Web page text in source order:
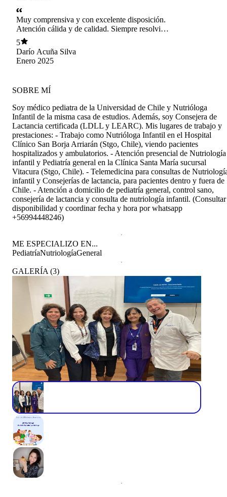
Muy comprensiva y con excelente disposición.
Atención cálida y de calidad. Siempre resolvió
todas nuestras dudas, accesible, lo mejor el
resumen completo de atención que envía con
recomendaciones, nos permite llevar un buen
seguimiento de la salud nutricional de nuestro
5
Darío Acuña Silva
Enero 2025
SOBRE MÍ
Soy médico pediatra de la Universidad de Chile y Nutrióloga
Infantil de la misma casa de estudios. Además, soy Consejera de
Lactancia certificada (LDLL y LEARC). Mis lugares de trabajo y
prestaciones: - Trabajo como Nutrióloga Infantil en el Hospital
Clínico San Borja Arriarán (Stgo, Chile), viendo pacientes
hospitalizados y ambulatorios. - Atención presencial de Nutriología
infantil y Pediatría general en la Clínica Santa María sucursal
Vitacura (Stgo, Chile). - Telemedicina para consultas de
infantil y Consejerías de lactancia, para pacientes dentro y fuera de
Chile. - Atención a domicilio de pediatría general, control sano,
consejería de lactancia y consulta de nutriología infantil. (Consultar
disponibilidad y coordinar fecha y hora por whatsapp
+56994448246)
ME ESPECIALIZO EN...
PediatríaNutriologíaGeneral
GALERÍA (3)